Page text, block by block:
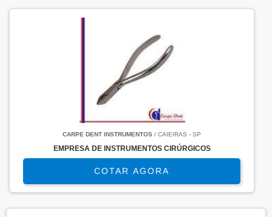
CARPE DENT INSTRUMENTOS / CAIEIRAS - SP
EMPRESA DE INSTRUMENTOS CIRÚRGICOS
COTAR AGORA